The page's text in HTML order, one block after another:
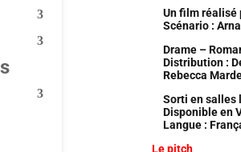
Un film réalisé
Scénario :
Drame –
Distribution :
Rebecca
Sorti en salles
Disponible en
Langue :
Le pitch